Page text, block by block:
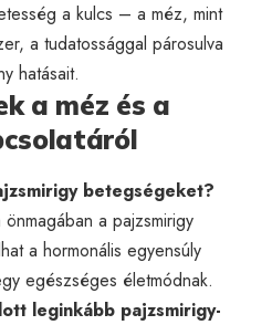
a kulcs – a méz, mint
a tudatossággal párosulva
hatásait.
a méz és a
betegségeket?
a pajzsmirigy
a hormonális egyensúly
egészséges életmódnak.
leginkább pajzsmirigy-